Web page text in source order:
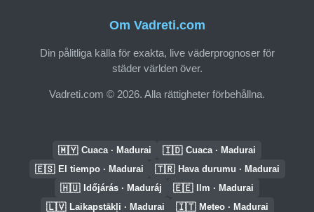
Om Vadreti.com
Din pålitliga källa för exakta, live väderprognoser för
städer världen över.
Vadreti.com © 2026. Alla rättigheter förbehållna.
🇲🇾 Cuaca · Madurai 🇮🇩 Cuaca · Madurai
🇪🇸 El tiempo · Madurai 🇹🇷 Hava durumu · Madurai
🇭🇺 Időjárás · Maduráj 🇪🇪 Ilm · Madurai
🇱🇻 Laikapstākļi · Madurai 🇮🇹 Meteo · Madurai